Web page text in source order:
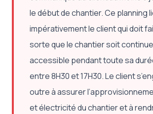
le début de chantier. Ce planning
impérativement le client qui doit
sorte que le chantier soit
accessible pendant toute sa
entre 8H30 et 17H30. Le client
outre à assurer
et électricité du chantier et à